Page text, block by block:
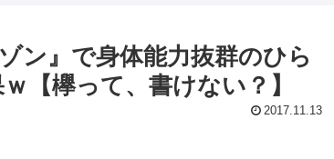
ン』で身体能力抜群のひら
【欅って、書けない？】
2017.11.13